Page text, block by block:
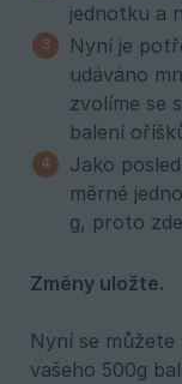
jednotku a
Nyní je
udáváno
zvolíme se
balení
Jako
měrné
g, proto
Změny uložte.
Nyní se
vašeho 500g